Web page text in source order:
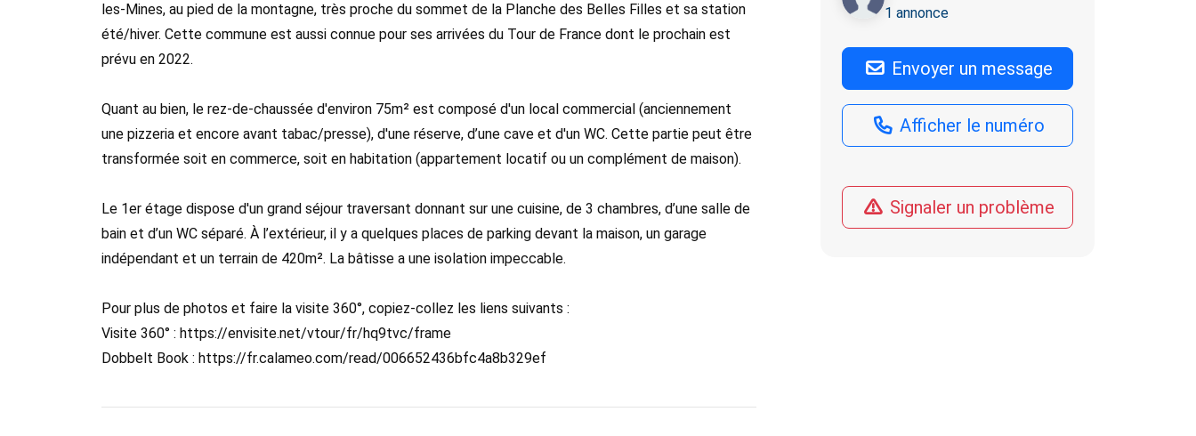
les-Mines, au pied de la montagne, très proche du sommet de la Planche des Belles Filles et sa station
été/hiver. Cette commune est aussi connue pour ses arrivées du Tour de France dont le prochain est
prévu en 2022.
Quant au bien, le rez-de-chaussée d'environ 75m² est composé d'un local commercial (anciennement
une pizzeria et encore avant tabac/presse), d'une réserve, d’une cave et d'un WC. Cette partie peut être
transformée soit en commerce, soit en habitation (appartement locatif ou un complément de maison).
Le 1er étage dispose d'un grand séjour traversant donnant sur une cuisine, de 3 chambres, d’une salle de
bain et d’un WC séparé. À l’extérieur, il y a quelques places de parking devant la maison, un garage
indépendant et un terrain de 420m². La bâtisse a une isolation impeccable.
Pour plus de photos et faire la visite 360°, copiez-collez les liens suivants :
Visite 360° : https://envisite.net/vtour/fr/hq9tvc/frame
Dobbelt Book : https://fr.calameo.com/read/006652436bfc4a8b329ef
1 annonce
Envoyer un message
Afficher le numéro
Signaler un problème